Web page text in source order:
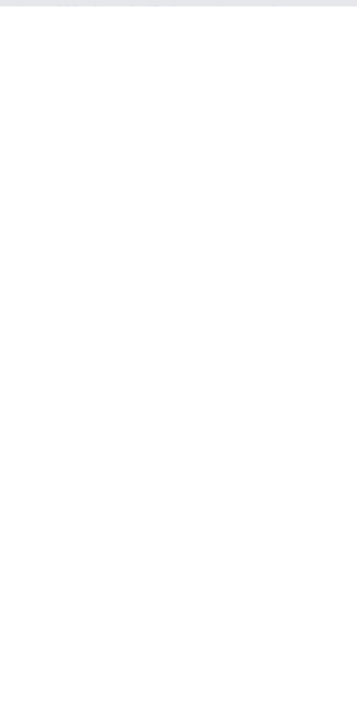
desert000.ruivtorgi.ruifiori.rucatalog-statei.ru